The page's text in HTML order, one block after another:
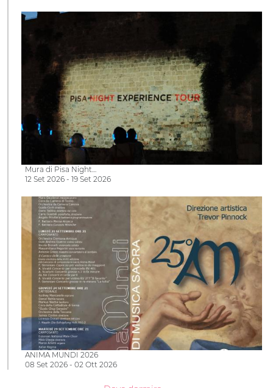
Mura di Pisa Night…
12 Set 2026 - 19 Set 2026
ANIMA MUNDI 2026
08 Set 2026 - 02 Ott 2026